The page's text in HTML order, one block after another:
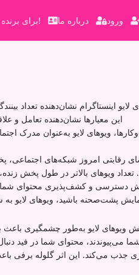
برای برنده شدن به اشتراک بگذارید! درباره ما ورود
لایو اینستاگرام نشان‌دهنده تعداد
این معیارها نشان‌دهنده تعامل و
ویوهای لایو به‌عنوان مدرک
رقابتی امروز شبکه‌های اجتماعی،
ویوهای بالاتر در طول پخش
دسترسی و کشف‌پذیری محتوای
ویوهای لایو به‌طور چشمگیری باعث
می‌پیوندند، محتوای شما در فید
جذب می‌کند. این اثر گلوله برفی